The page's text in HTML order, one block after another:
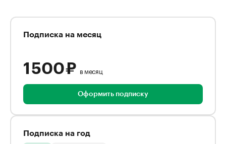
Подписка на месяц
1 500 ₽ в месяц
Оформить подписку
Подписка на год